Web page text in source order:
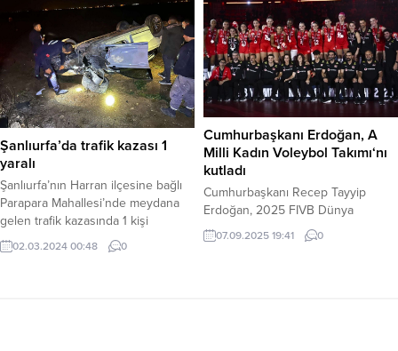
8. kilometresinde meydana geldi.
Edinilen bilgilere göre,
sürücüsünün henüz
belirlenemeyen bir nedenle
direksiyon hakimiyetini kaybettiği
zırhlı araç, yol kenarında önce bir
ağaca, ardından bir otomobil...
medya platformu Truth Social
üzerinden yaptığı açıklamada,
Yemen’deki Husileri ve İran’ı hedef
aldı. Trump, “Bugün Birleşik
Devletler ordusuna, Yemen’deki
Husi...
Şanlıurfa’da trafik kazası 1
yaralı
Şanlıurfa’nın Harran ilçesine bağlı
Parapara Mahallesi’nde meydana
gelen trafik kazasında 1 kişi
yaralandı. Edinilen bilgilere göre,
kaza 2 Mart 2024 tarihinde saat
02.03.2024 00:48 0
Cumhurbaşkanı Erdoğan, A
Milli Kadın Voleybol Takımı‘nı
kutladı
Cumhurbaşkanı Recep Tayyip
Erdoğan, 2025 FIVB Dünya
Şampiyonası’nda dünya ikincisi
olan A Milli Kadın Voleybol
07.09.2025 19:41 0